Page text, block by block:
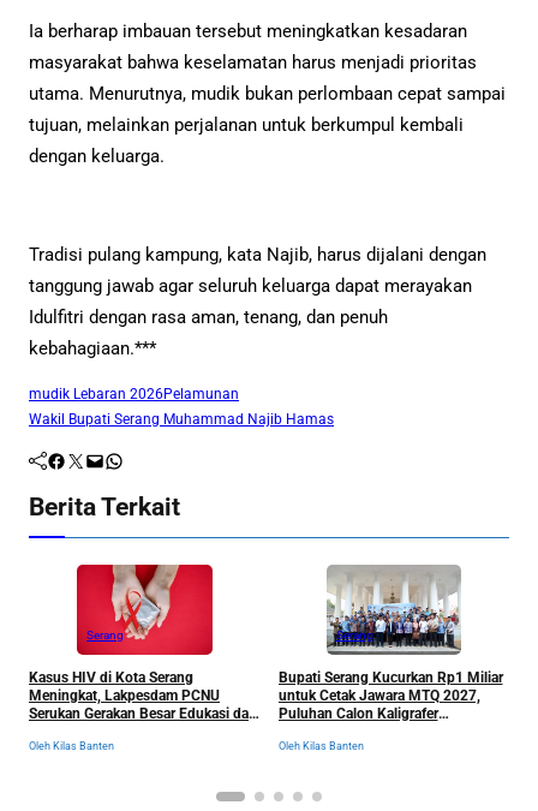
Ia berharap imbauan tersebut meningkatkan kesadaran
masyarakat bahwa keselamatan harus menjadi prioritas
utama. Menurutnya, mudik bukan perlombaan cepat sampai
tujuan, melainkan perjalanan untuk berkumpul kembali
dengan keluarga.
Tradisi pulang kampung, kata Najib, harus dijalani dengan
tanggung jawab agar seluruh keluarga dapat merayakan
Idulfitri dengan rasa aman, tenang, dan penuh
kebahagiaan.***
mudik Lebaran 2026Pelamunan
Wakil Bupati Serang Muhammad Najib Hamas
Facebook Twitter Mail WhatsApp
Berita Terkait
Serang
Kasus HIV di Kota Serang
Meningkat, Lakpesdam PCNU
Serukan Gerakan Besar Edukasi dan
Oleh Kilas Banten
Serang
Bupati Serang Kucurkan Rp1 Miliar
untuk Cetak Jawara MTQ 2027,
Puluhan Calon Kaligrafer
Oleh Kilas Banten